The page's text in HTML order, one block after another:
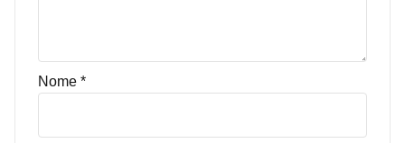
Nome *